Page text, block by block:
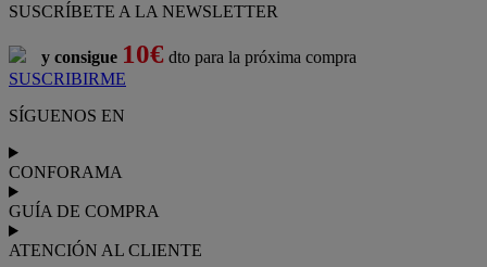
SUSCRÍBETE A LA NEWSLETTER
y consigue 10€ dto para la próxima compra
SUSCRIBIRME
SÍGUENOS EN
CONFORAMA
GUÍA DE COMPRA
ATENCIÓN AL CLIENTE